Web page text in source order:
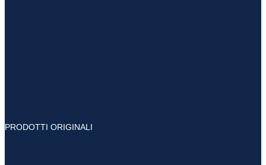
PRODOTTI ORIGINALI